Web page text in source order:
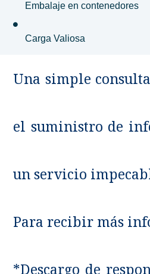
Embalaje en contenedores
Carga Valiosa
Una simple
el suministro de
un servicio
Para recibir más
*Descargo de